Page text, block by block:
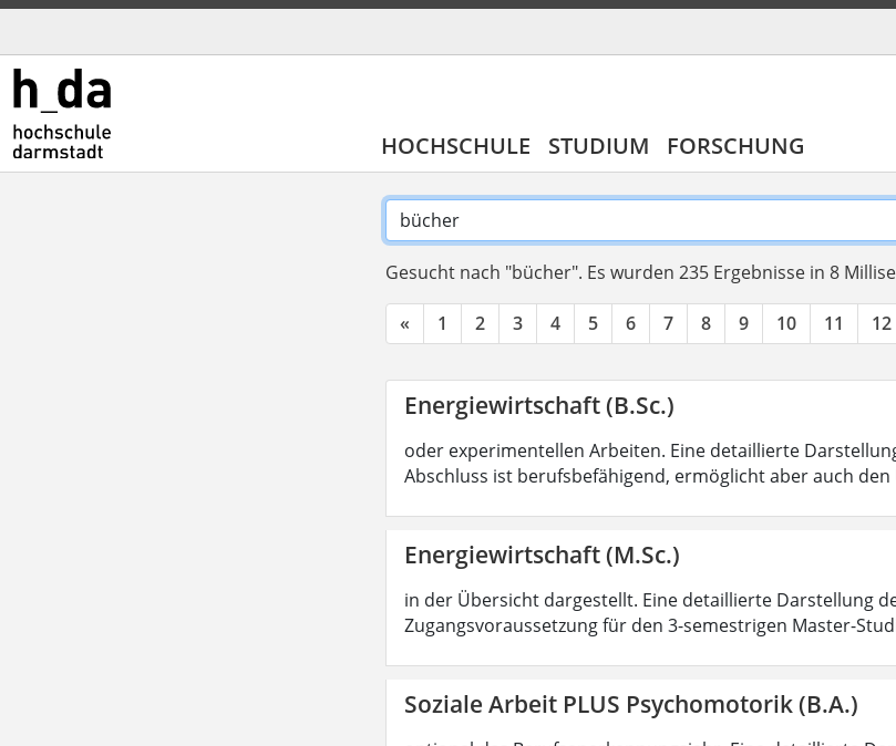
HOCHSCHULE STUDIUM FORSCHUNG
Gesucht nach "bücher". Es wurden 235 Ergebnisse in 8
« 1 2 3 4 5 6 7 8 9 10 11 12
Energiewirtschaft (B.Sc.)
oder experimentellen Arbeiten. Eine detaillierte
Abschluss ist berufsbefähigend, ermöglicht aber auch
Energiewirtschaft (M.Sc.)
in der Übersicht dargestellt. Eine detaillierte Darstellung
Zugangsvoraussetzung für den 3-semestrigen Master-
Soziale Arbeit PLUS Psychomotorik (B.A.)